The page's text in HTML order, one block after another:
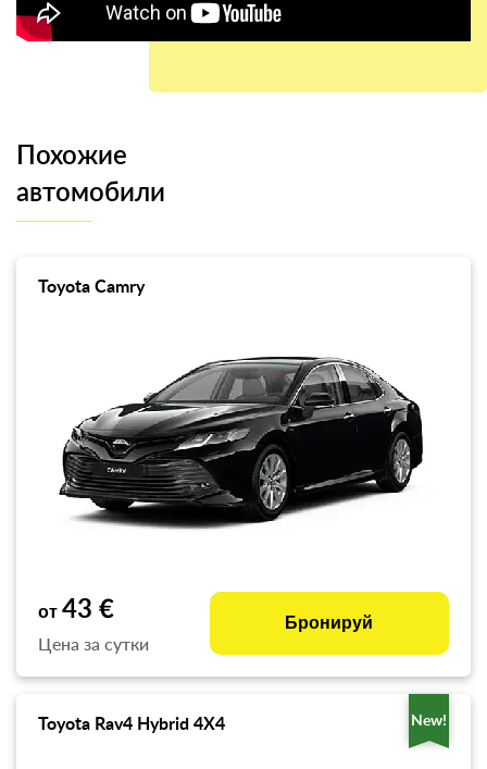
Похожие
автомобили
Toyota Camry
от 43 €
Цена за сутки
Бронируй
Toyota Rav4 Hybrid 4X4 New!